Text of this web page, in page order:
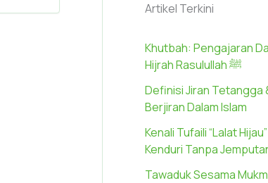
Artikel Terkini
Khutbah: Pengajaran
Hijrah Rasulullah ﷺ
Definisi Jiran Tetangga
Berjiran Dalam Islam
Kenali Tufaili “Lalat
Kenduri Tanpa
Tawaduk Sesama